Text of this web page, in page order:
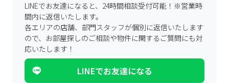
LINEでお友達になると、24時間相談受付可能！ ※営業時
間内に返信いたします。
各エリアの店舗、部門スタッフが個別に返信いたします
ので、 お部屋探しのご相談や物件に関するご質問にも対
応いたします！
LINEでお友達になる